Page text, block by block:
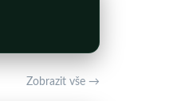
Zobrazit vše →